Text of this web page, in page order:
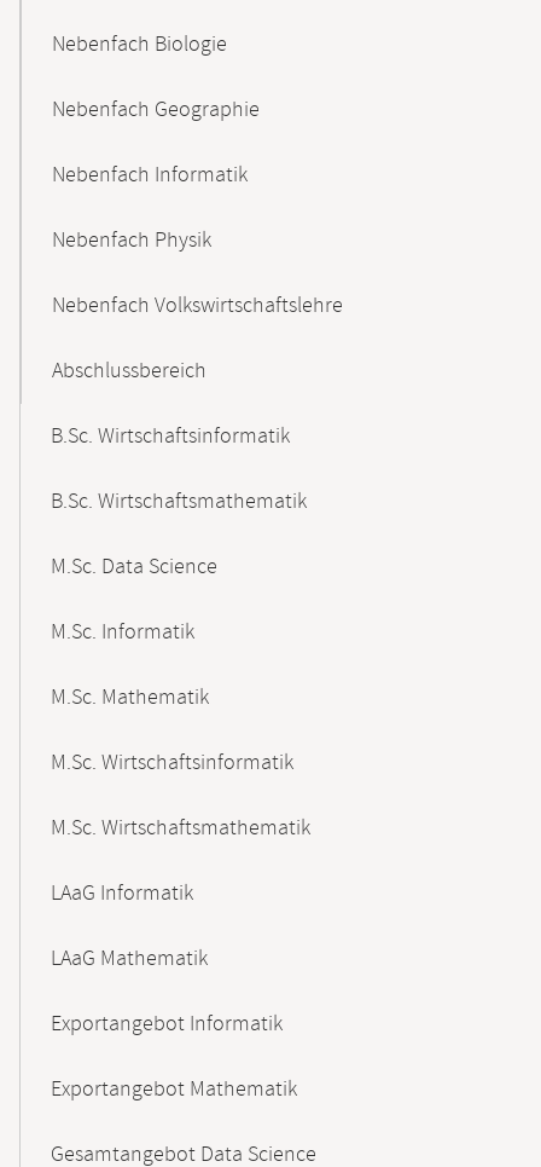
Nebenfach Biologie
Nebenfach Geographie
Nebenfach Informatik
Nebenfach Physik
Nebenfach Volkswirtschaftslehre
Abschlussbereich
B.Sc. Wirtschaftsinformatik
B.Sc. Wirtschaftsmathematik
M.Sc. Data Science
M.Sc. Informatik
M.Sc. Mathematik
M.Sc. Wirtschaftsinformatik
M.Sc. Wirtschaftsmathematik
LAaG Informatik
LAaG Mathematik
Exportangebot Informatik
Exportangebot Mathematik
Gesamtangebot Data Science